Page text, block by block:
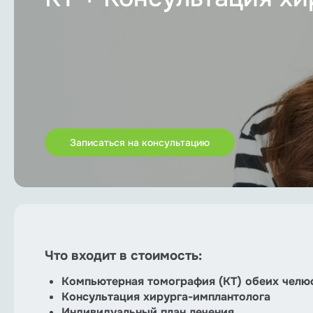
Пародонтология
Гнатология
Записаться на консультацию
Что входит в стоимость:
Компьютерная томография (КТ) обеих
Консультация хирурга-имплантолога